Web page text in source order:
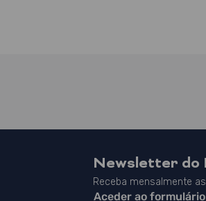
Newsletter do
Receba mensalmente
Aceder ao formulário